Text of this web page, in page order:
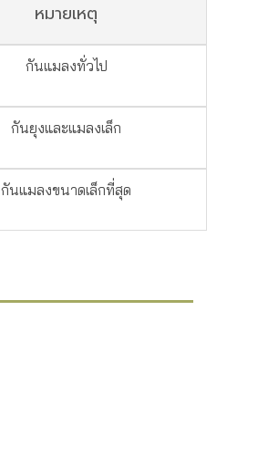
หมายเหตุ
กันแมลงทั่วไป
กันยุงและแมลงเล็ก
กันแมลงขนาดเล็กที่สุด